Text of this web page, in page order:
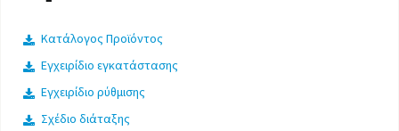
ΕΠΕΞΕΡΓΑΣΊΑ ΑΈΡΑ
ΟΛΟΚΛΗΡΩΜΈΝΑ ΣΥΣΤΉΜΑΤΑ
ΕΠΙΚΟΙΝΩΝΊΑ
Κατάλογος Προϊόντος
Εγχειρίδιο εγκατάστασης
Εγχειρίδιο ρύθμισης
Σχέδιο διάταξης